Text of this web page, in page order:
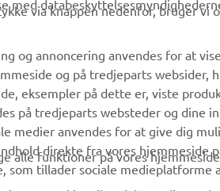
Redningstjensten
Robotics
Partnerskaber
Teknisk information til
uafhængige forhandlere
Yamalube Safety Data
medvia knappen nedenfor, bruger vi
og annoncering anvendes for at
og på tredjeparts websider,
eksempler på dette er, viste
på tredjeparts websteder og dine
medier anvendes for at give dig
direkte fra vores hjemmeside
som tillader sociale
alle funktioner på vores